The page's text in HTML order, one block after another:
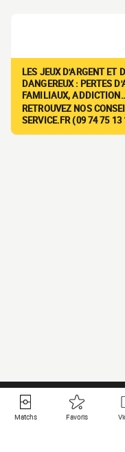
LES JEUX D'ARGENT ET
DANGEREUX : PERTES
FAMILIAUX,
RETROUVEZ NOS
SERVICE.FR (09 74 75
Matchs Favoris